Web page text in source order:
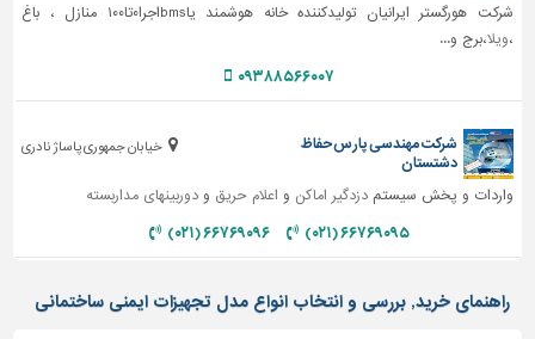
شرکت هورگستر ایرانیان تولیدکننده خانه هوشمند یاbmsاجرا۰تا۱۰۰ منازل ، باغ
،ویلا،برج و...
۰۹۳۸۸۵۶۶۰۰۷
خیابان جمهوری پاساژ نادری
شرکت مهندسی پارس حفاظ
دشتستان
واردات و پخش سیستمدزدگیر اماکن و اعلام حریق ودوربینهای مداربسته
۶۶۷۶۹۰۹۵ (۰۲۱) ۶۶۷۶۹۰۹۶ (۰۲۱)
راهنمای خرید, بررسی و انتخاب انواع مدل تجهیزات ایمنی ساختمانی